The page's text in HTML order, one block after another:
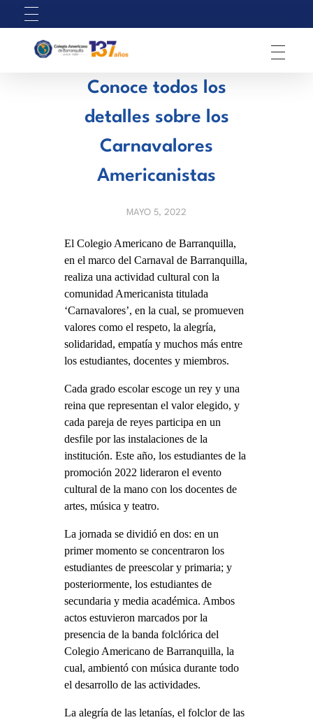
Conoce todos los
detalles sobre los
Carnavalores
Americanistas
MAYO 5, 2022
El Colegio Americano de Barranquilla,
en el marco del Carnaval de Barranquilla,
realiza una actividad cultural con la
comunidad Americanista titulada
‘Carnavalores’, en la cual, se promueven
valores como el respeto, la alegría,
solidaridad, empatía y muchos más entre
los estudiantes, docentes y miembros.
Cada grado escolar escoge un rey y una
reina que representan el valor elegido, y
cada pareja de reyes participa en un
desfile por las instalaciones de la
institución. Este año, los estudiantes de la
promoción 2022 lideraron el evento
cultural de la mano con los docentes de
artes, música y teatro.
La jornada se dividió en dos: en un
primer momento se concentraron los
estudiantes de preescolar y primaria; y
posteriormente, los estudiantes de
secundaria y media académica. Ambos
actos estuvieron marcados por la
presencia de la banda folclórica del
Colegio Americano de Barranquilla, la
cual, ambientó con música durante todo
el desarrollo de las actividades.
La alegría de las letanías, el folclor de las